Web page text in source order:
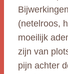
(netelroos,
moeilijk
zijn van
pijn achter